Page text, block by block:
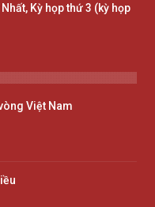
Kỳ họp thứ 3 (kỳ họp
Việt Nam